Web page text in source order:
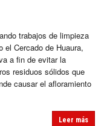
trabajos de limpieza
el Cercado de Huaura,
a fin de evitar la
residuos sólidos que
causar el afloramiento
Leer más